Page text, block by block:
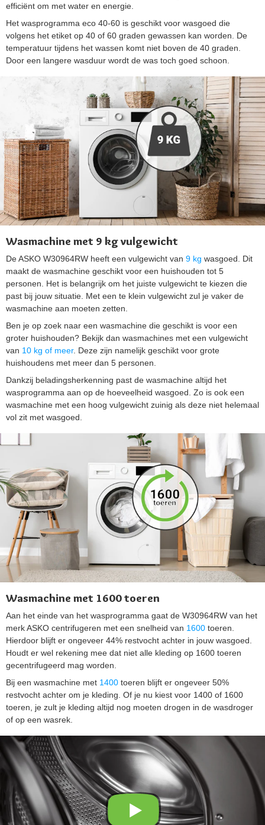
efficiënt om met water en energie.
Het wasprogramma eco 40-60 is geschikt voor wasgoed die
volgens het etiket op 40 of 60 graden gewassen kan worden. De
temperatuur tijdens het wassen komt niet boven de 40 graden.
Door een langere wasduur wordt de was toch goed schoon.
Wasmachine met 9 kg vulgewicht
De ASKO W30964RW heeft een vulgewicht van 9 kg wasgoed. Dit
maakt de wasmachine geschikt voor een huishouden tot 5
personen. Het is belangrijk om het juiste vulgewicht te kiezen die
past bij jouw situatie. Met een te klein vulgewicht zul je vaker de
wasmachine aan moeten zetten.
Ben je op zoek naar een wasmachine die geschikt is voor een
groter huishouden? Bekijk dan wasmachines met een vulgewicht
van 10 kg of meer. Deze zijn namelijk geschikt voor grote
huishoudens met meer dan 5 personen.
Dankzij beladingsherkenning past de wasmachine altijd het
wasprogramma aan op de hoeveelheid wasgoed. Zo is ook een
wasmachine met een hoog vulgewicht zuinig als deze niet helemaal
vol zit met wasgoed.
Wasmachine met 1600 toeren
Aan het einde van het wasprogramma gaat de W30964RW van het
merk ASKO centrifugeren met een snelheid van 1600 toeren.
Hierdoor blijft er ongeveer 44% restvocht achter in jouw wasgoed.
Houdt er wel rekening mee dat niet alle kleding op 1600 toeren
gecentrifugeerd mag worden.
Bij een wasmachine met 1400 toeren blijft er ongeveer 50%
restvocht achter om je kleding. Of je nu kiest voor 1400 of 1600
toeren, je zult je kleding altijd nog moeten drogen in de wasdroger
of op een wasrek.